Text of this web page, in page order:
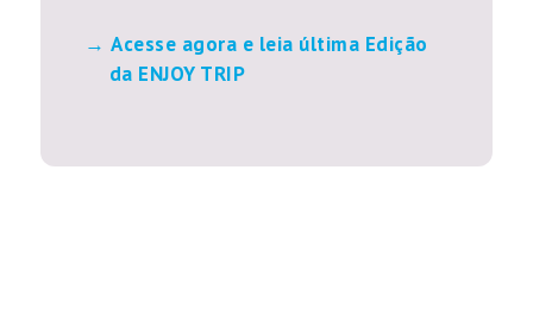
Acesse agora e leia última Edição
da ENJOY TRIP